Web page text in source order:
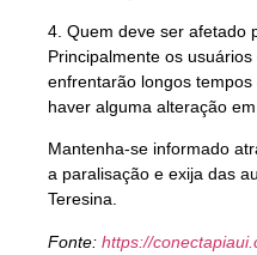
4. Quem deve ser afetado
Principalmente os
enfrentarão longos
haver alguma alteração
Mantenha-se informado
a paralisação e exija das
Teresina.
Fonte: https://